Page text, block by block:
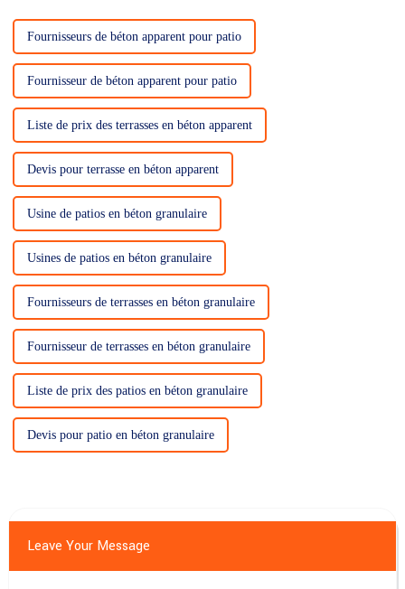
Fournisseurs de béton apparent pour patio
Fournisseur de béton apparent pour patio
Liste de prix des terrasses en béton apparent
Devis pour terrasse en béton apparent
Usine de patios en béton granulaire
Usines de patios en béton granulaire
Fournisseurs de terrasses en béton granulaire
Fournisseur de terrasses en béton granulaire
Liste de prix des patios en béton granulaire
Devis pour patio en béton granulaire
Leave Your Message